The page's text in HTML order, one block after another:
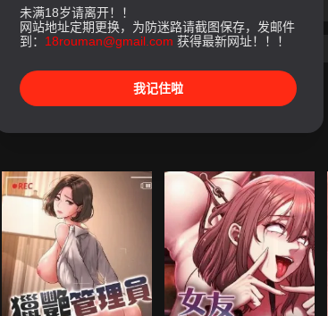
第5話 第6話
第17話 第18話 第19話 第20話
未满18岁请离开！！
网站地址定期更换，为防迷路请截图保存，发邮件
到： 18rouman@gmail.com 获得最新网址！！！
我记住啦